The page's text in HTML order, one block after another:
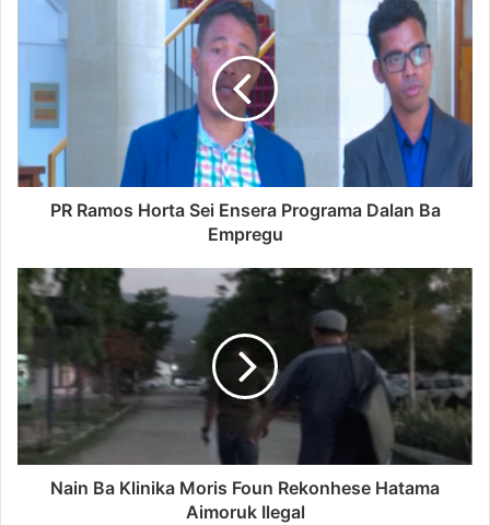
PR Ramos Horta Sei Ensera Programa Dalan Ba
Empregu
Nain Ba Klinika Moris Foun Rekonhese Hatama
Aimoruk Ilegal